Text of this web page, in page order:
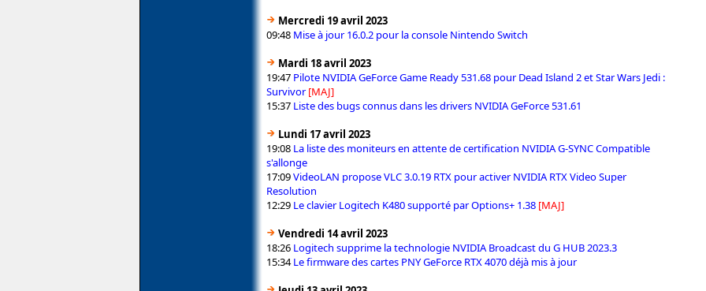
Mercredi 19 avril 2023
09:48 Mise à jour 16.0.2 pour la console Nintendo Switch
Mardi 18 avril 2023
19:47 Pilote NVIDIA GeForce Game Ready 531.68 pour Dead Island 2 et Star Wars Jedi :
Survivor [MAJ]
15:37 Liste des bugs connus dans les drivers NVIDIA GeForce 531.61
Lundi 17 avril 2023
19:08 La liste des moniteurs en attente de certification NVIDIA G-SYNC Compatible
s'allonge
17:09VideoLAN propose VLC 3.0.19 RTX pour activer NVIDIA RTX Video Super
Resolution
12:29 Le clavier Logitech K480 supporté par Options+ 1.38 [MAJ]
Vendredi 14 avril 2023
18:26 Logitech supprime la technologie NVIDIA Broadcast du G HUB 2023.3
15:34Le firmware des cartes PNY GeForce RTX 4070 déjà mis à jour